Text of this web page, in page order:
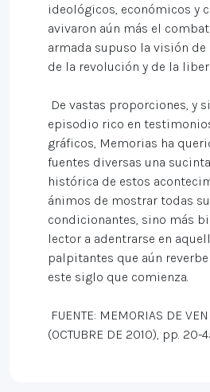
ideológicos, económicos y
avivaron aún más el
armada supuso la visión de
de la revolución y de la
De vastas proporciones, y
episodio rico en
gráficos, Memorias ha
fuentes diversas una
histórica de estos
ánimos de mostrar todas
condicionantes, sino más
lector a adentrarse en
palpitantes que aún
este siglo que comienza.
FUENTE: MEMORIAS DE
(OCTUBRE DE 2010), pp. 20-